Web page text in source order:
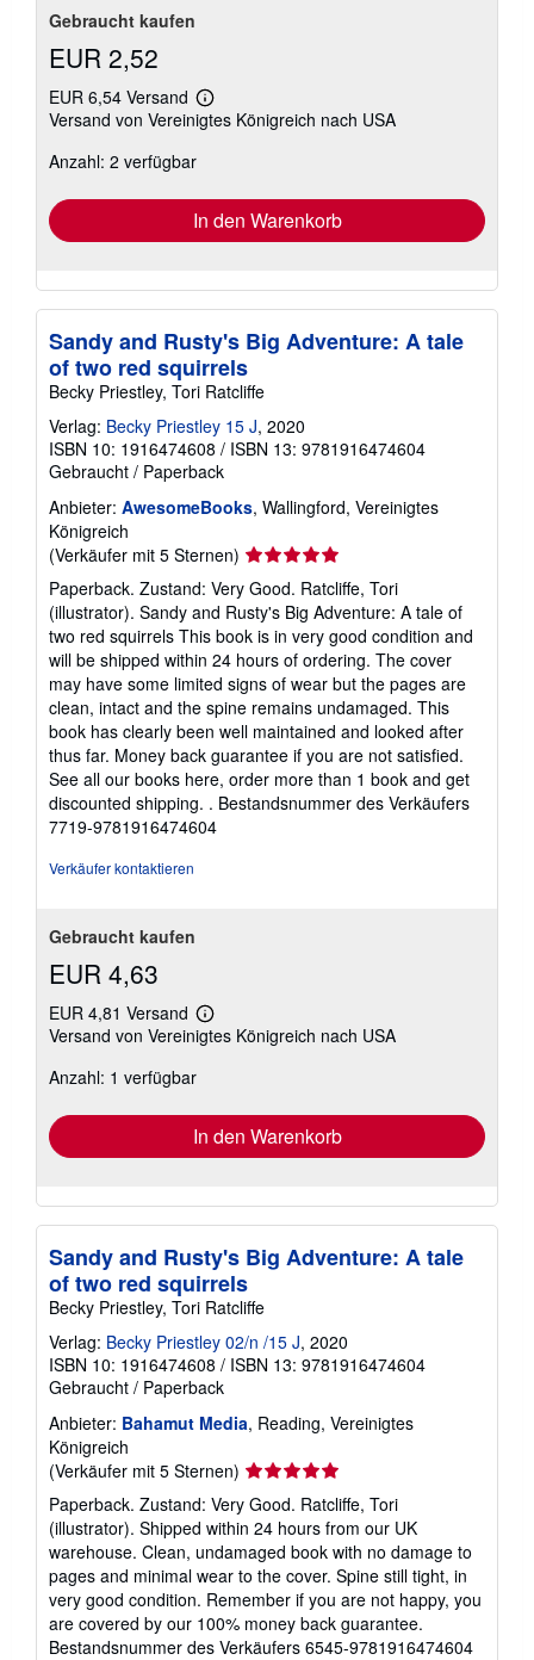
Gebraucht kaufen
EUR 2,52
EUR 6,54 Versand
Weitere
Informationen
Versand von Vereinigtes Königreich nach USA
Anzahl: 2 verfügbar
In den Warenkorb
Sandy and Rusty's Big Adventure: A tale
of two red squirrels
Becky Priestley, Tori Ratcliffe
Verlag: Becky Priestley 15 J, 2020
ISBN 10: 1916474608 / ISBN 13: 9781916474604
Gebraucht / Paperback
Anbieter: AwesomeBooks, Wallingford, Vereinigtes
Königreich
(Verkäufer mit 5 Sternen) Verkäuferbewertung
5
von
5
Sternen
Paperback. Zustand: Very Good. Ratcliffe, Tori
(illustrator). Sandy and Rusty's Big Adventure: A tale of
two red squirrels This book is in very good condition and
will be shipped within 24 hours of ordering. The cover
may have some limited signs of wear but the pages are
clean, intact and the spine remains undamaged. This
book has clearly been well maintained and looked after
thus far. Money back guarantee if you are not satisfied.
See all our books here, order more than 1 book and get
discounted shipping. . Bestandsnummer des Verkäufers
7719-9781916474604
Verkäufer kontaktieren
Gebraucht kaufen
EUR 4,63
EUR 4,81 Versand
Weitere
Informationen
Versand von Vereinigtes Königreich nach USA
Anzahl: 1 verfügbar
In den Warenkorb
Sandy and Rusty's Big Adventure: A tale
of two red squirrels
Becky Priestley, Tori Ratcliffe
Verlag: Becky Priestley 02/n /15 J, 2020
ISBN 10: 1916474608 / ISBN 13: 9781916474604
Gebraucht / Paperback
Anbieter: Bahamut Media, Reading, Vereinigtes
Königreich
(Verkäufer mit 5 Sternen) Verkäuferbewertung
5
von
5
Sternen
Paperback. Zustand: Very Good. Ratcliffe, Tori
(illustrator). Shipped within 24 hours from our UK
warehouse. Clean, undamaged book with no damage to
pages and minimal wear to the cover. Spine still tight, in
very good condition. Remember if you are not happy, you
are covered by our 100% money back guarantee.
Bestandsnummer des Verkäufers 6545-9781916474604